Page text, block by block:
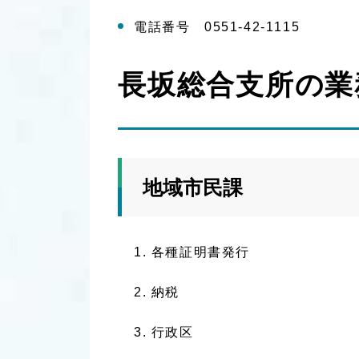
電話番号 0551-42-1115
長坂総合支所の
地域市民課
各種証明書発行
納税
行政区